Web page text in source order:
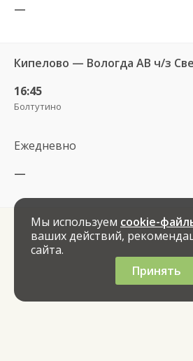
—
Кипелово — Вологда АВ ч/з
16:45
Болтутино
Ежедневно
—
Мы используем cookie-
ваших действий,
сайта.
Принять